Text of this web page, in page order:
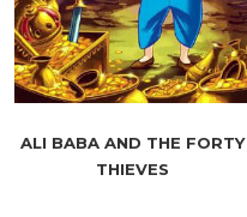
ALI BABA AND THE FORTY
THIEVES